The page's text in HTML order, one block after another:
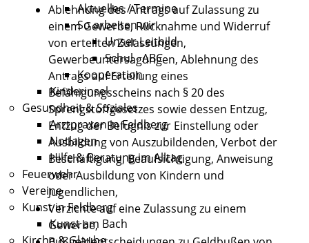
Aktuelles / Termine
So arbeiten wir
Unser Leitbild
Schul - ABC
Kooperation
Kinderinsel
Gesundheit & Soziales
Arztpraxen in Feldberg
Notlagen
Hilfe & Beratung im Alltag
Feuerwehr
Vereine
Kunst in Feldberg
Kunst am Bach
Ablehnung des Antrags auf Zulassung zu
einem Gewerbe, Rücknahme und Widerruf
von erteilten Zulassungen,
Gewerbeuntersagungen, Ablehnung des
Antrags auf Erteilung eines
Befähigungsscheins nach § 20 des
Sprengstoffgesetzes sowie dessen Entzug,
Entzug der Befugnis zur Einstellung oder
Ausbildung von Auszubildenden, Verbot der
Beschäftigung, Beaufsichtigung, Anweisung
oder Ausbildung von Kindern und
Jugendlichen,
Verzichte auf eine Zulassung zu einem
Gewerbe,